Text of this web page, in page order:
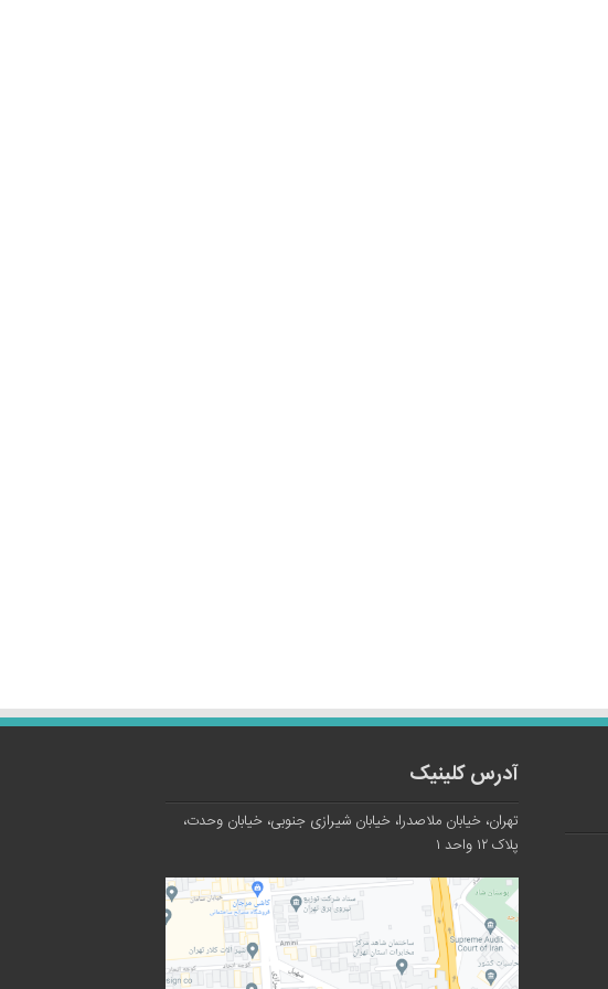
آدرس کلینیک
تهران، خیابان ملاصدرا، خیابان شیرازی جنوبی، خیابان وحدت،
پلاک ۱۲ واحد ۱